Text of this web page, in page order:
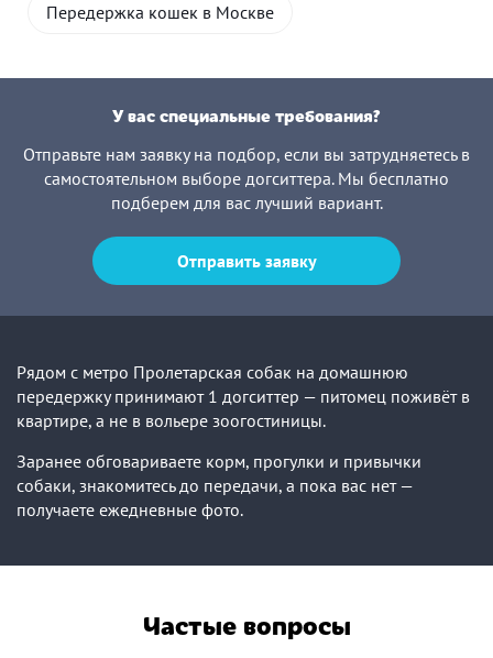
Передержка кошек в Москве
У вас специальные требования?
Отправьте нам заявку на подбор, если вы затрудняетесь в
самостоятельном выборе догситтера. Мы бесплатно
подберем для вас лучший вариант.
Отправить заявку
Рядом с метро Пролетарская собак на домашнюю
передержку принимают 1 догситтер — питомец поживёт в
квартире, а не в вольере зоогостиницы.
Заранее обговариваете корм, прогулки и привычки
собаки, знакомитесь до передачи, а пока вас нет —
получаете ежедневные фото.
Частые вопросы